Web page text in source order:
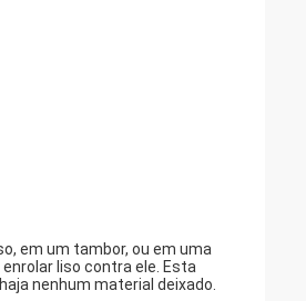
em um tambor, ou em uma
liso contra ele. Esta
nenhum material deixado.